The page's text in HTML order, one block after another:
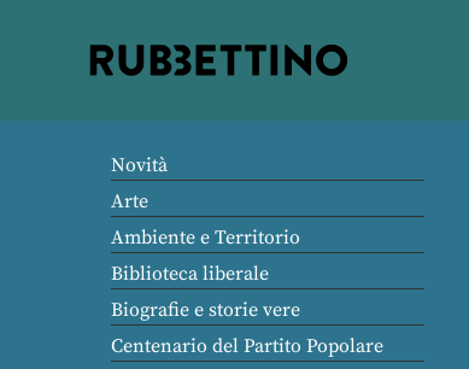
Novità
Arte
Ambiente e Territorio
Biblioteca liberale
Biografie e storie vere
Centenario del Partito Popolare